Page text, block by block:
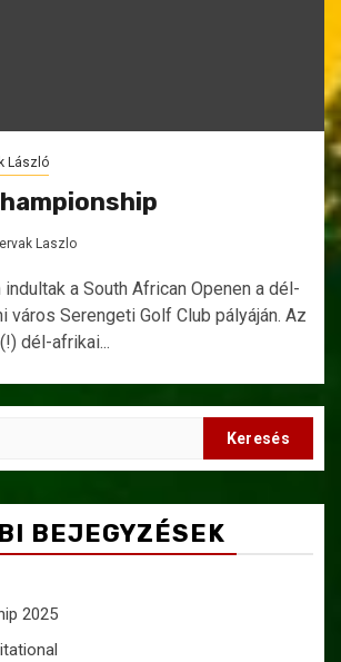
László
Laszlo
a South African Openen a dél-
város Serengeti Golf Club pályáján. Az
dél-afrikai...
BEJEGYZÉSEK
2025